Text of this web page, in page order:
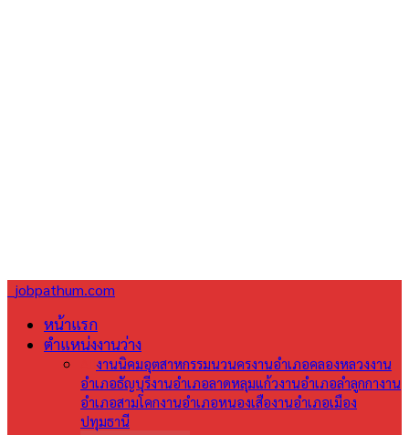
jobpathum.com
หน้าแรก
ตำแหน่งงานว่าง
งานนิคมอุตสาหกรรมนวนครงานอำเภอคลองหลวงงาน
อำเภอธัญบุรีงานอำเภอลาดหลุมแก้วงานอำเภอลำลูกกางาน
อำเภอสามโคกงานอำเภอหนองเสืองานอำเภอเมือง
ปทุมธานี